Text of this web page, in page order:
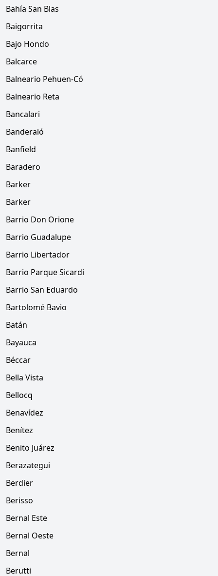
Bahía San Blas
Baigorrita
Bajo Hondo
Balcarce
Balneario Pehuen-Có
Balneario Reta
Bancalari
Banderaló
Banfield
Baradero
Barker
Barker
Barrio Don Orione
Barrio Guadalupe
Barrio Libertador
Barrio Parque Sicardi
Barrio San Eduardo
Bartolomé Bavio
Batán
Bayauca
Béccar
Bella Vista
Bellocq
Benavídez
Benítez
Benito Juárez
Berazategui
Berdier
Berisso
Bernal Este
Bernal Oeste
Bernal
Berutti